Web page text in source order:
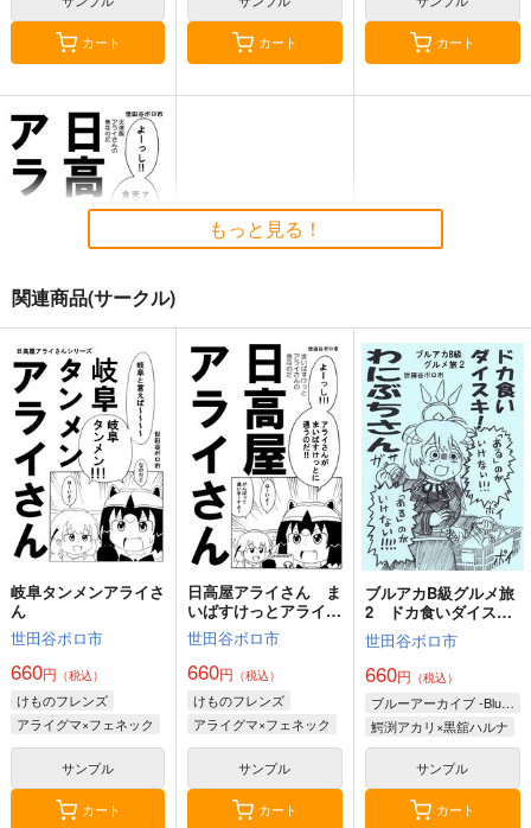
カート カート カート
日高屋アライさん 天
津飯アライさんの巻
世田谷ボロ市
660円 （税込）
けものフレンズ
アライグマ×フェネック
サンプル
もっと見る！
関連商品(サークル)
岐阜タンメンアライさ
ん
世田谷ボロ市
660円 （税込）
けものフレンズ
アライグマ×フェネック
サンプル
カート
日高屋アライさん ま
いばすけっとアライさ
んの巻
世田谷ボロ市
660円 （税込）
けものフレンズ
アライグマ×フェネック
サンプル
カート
ブルアカB級グルメ旅
2 ドカ食いダイス
キ！ わにぶちさん
世田谷ボロ市
660円 （税込）
ブルーアーカイブ -Blue Archive-
鰐渕アカリ×黒舘ハルナ
サンプル
カート